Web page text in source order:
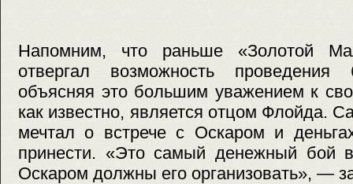
Напомним, что раньше «Золотой
отвергал возможность
объясняя это большим уважением к
как известно, является отцом Флойда.
мечтал о встрече с Оскаром и
принести. «Это самый денежный
Оскаром должны его организовать», —